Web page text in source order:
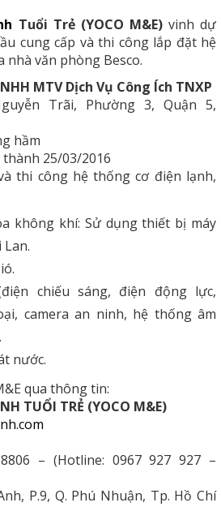
Tuổi Trẻ (YOCO M&E)vinh dự
cung cấp và thi công lắp đặt hệ
văn phòng Besco.
MTV Dịch Vụ Công Ích TNXP
Trãi, Phường 3, Quận 5,
hầm
25/03/2016
thi công hệ thống cơ điện lạnh,
không khí: Sử dụng thiết bị máy
chiếu sáng, điện động lực,
camera an ninh, hệ thống âm
nước.
qua thông tin:
TUỔI TRẺ (YOCO M&E)
– (Hotline: 0967 927 927 –
P.9, Q. Phú Nhuận, Tp. Hồ Chí